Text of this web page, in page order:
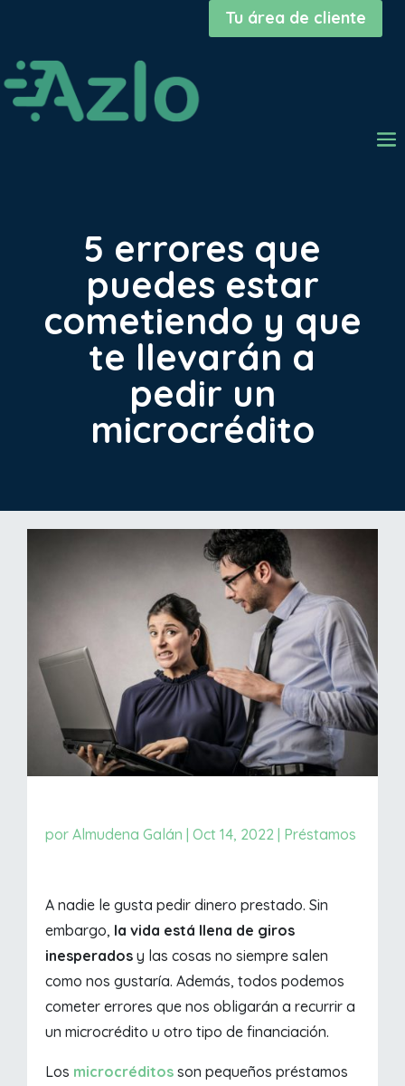
Tu área de cliente
5 errores que
puedes estar
cometiendo y que
te llevarán a
pedir un
microcrédito
porAlmudena Galán |Oct 14, 2022 | Préstamos
A nadie le gusta pedir dinero prestado. Sin
embargo, la vida está llena de giros
inesperados y las cosas no siempre salen
como nos gustaría. Además, todos podemos
cometer errores que nos obligarán a recurrir a
un microcrédito u otro tipo de financiación.
Los microcréditos son pequeños préstamos